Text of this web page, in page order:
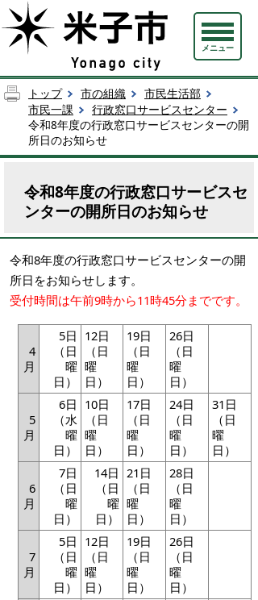
メニュー
トップ 市の組織
市民生活部
市民一課
行政窓口サービスセンター
令和8年度の行政窓口サービスセンターの開
所日のお知らせ
令和8年度の行政窓口サービスセ
ンターの開所日のお知らせ
令和8年度の行政窓口サービスセンターの開
所日をお知らせします。
受付時間は午前9時から11時45分までです。
4
月
5日
（日
曜
日）
12日
（日
曜
日）
19日
（日
曜
日）
26日
（日
曜
日）
5
月
6日
（水
曜
日）
10日
（日
曜
日）
17日
（日
曜
日）
24日
（日
曜
日）
31日
（日
曜
日）
6
月
7日
（日
曜
日）
14日
（日
曜
日）
21日
（日
曜
日）
28日
（日
曜
日）
7
月
5日
（日
曜
日）
12日
（日
曜
日）
19日
（日
曜
日）
26日
（日
曜
日）